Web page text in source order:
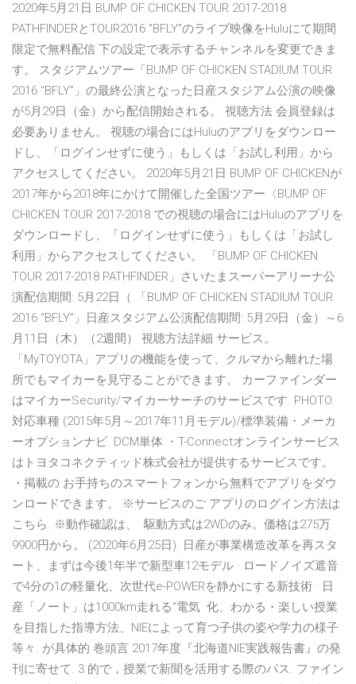
2020年5月21日 BUMP OF CHICKEN TOUR 2017-2018
PATHFINDERとTOUR2016 ''BFLY''のライブ映像をHuluにて期間
限定で無料配信 下の設定で表示するチャンネルを変更できま
す。 スタジアムツアー「BUMP OF CHICKEN STADIUM TOUR
2016 “BFLY”」の最終公演となった日産スタジアム公演の映像
が5月29日（金）から配信開始される。 視聴方法 会員登録は
必要ありません。 視聴の場合にはHuluのアプリをダウンロー
ドし、「ログインせずに使う」もしくは「お試し利用」から
アクセスしてください。 2020年5月21日 BUMP OF CHICKENが
2017年から2018年にかけて開催した全国ツアー〈BUMP OF
CHICKEN TOUR 2017-2018 での視聴の場合にはHuluのアプリを
ダウンロードし、「ログインせずに使う」もしくは「お試し
利用」からアクセスしてください。 「BUMP OF CHICKEN
TOUR 2017-2018 PATHFINDER」さいたまスーパーアリーナ公
演配信期間: 5月22日（ 「BUMP OF CHICKEN STADIUM TOUR
2016 “BFLY”」日産スタジアム公演配信期間: 5月29日（金）～6
月11日（木）（2週間） 視聴方法詳細 サービス。
「MyTOYOTA」アプリの機能を使って、クルマから離れた場
所でもマイカーを見守ることができます。 カーファインダー
はマイカーSecurity/マイカーサーチのサービスです. PHOTO.
対応車種 (2015年5月～2017年11月モデル)/標準装備・メーカ
ーオプションナビ. DCM単体 ・T-Connectオンラインサービス
はトヨタコネクティッド株式会社が提供するサービスです。
・掲載の お手持ちのスマートフォンから無料でアプリをダウ
ンロードできます。 ※サービスのご アプリのログイン方法は
こちら. ※動作確認は、 駆動方式は2WDのみ。価格は275万
9900円から。 (2020年6月25日). 日産が事業構造改革を再スタ
ート、まずは今後1年半で新型車12モデル · ロードノイズ遮音
で4分の1の軽量化、次世代e-POWERを静かにする新技術 · 日
産「ノート」は1000km走れる“電気 化、わかる・楽しい授業
を目指した指導方法、NIEによって育つ子供の姿や学力の様子
等々. が具体的 巻頭言 2017年度『北海道NIE実践報告書』の発
刊に寄せて. 3 的で，授業で新聞を活用する際のパス. ファイン